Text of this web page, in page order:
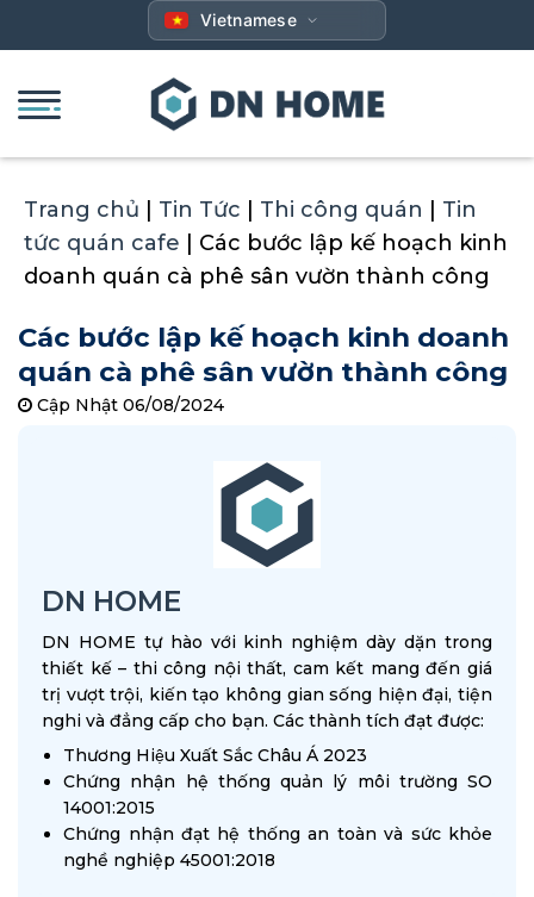
qua
dung
Vietnamese
Trang chủ Tin Tức Thi công quán
Tin
tức quán cafe
Các bước lập kế hoạch kinh
doanh quán cà phê sân vườn thành công
Các bước lập kế hoạch kinh doanh
quán cà phê sân vườn thành công
Cập Nhật 06/08/2024
DN HOME
DN HOME tự hào với kinh nghiệm dày dặn trong
thiết kế – thi công nội thất, cam kết mang đến giá
trị vượt trội, kiến tạo không gian sống hiện đại, tiện
nghi và đẳng cấp cho bạn. Các thành tích đạt được:
Thương Hiệu Xuất Sắc Châu Á 2023
Chứng nhận hệ thống quản lý môi trường SO
14001:2015
Chứng nhận đạt hệ thống an toàn và sức khỏe
nghề nghiệp 45001:2018